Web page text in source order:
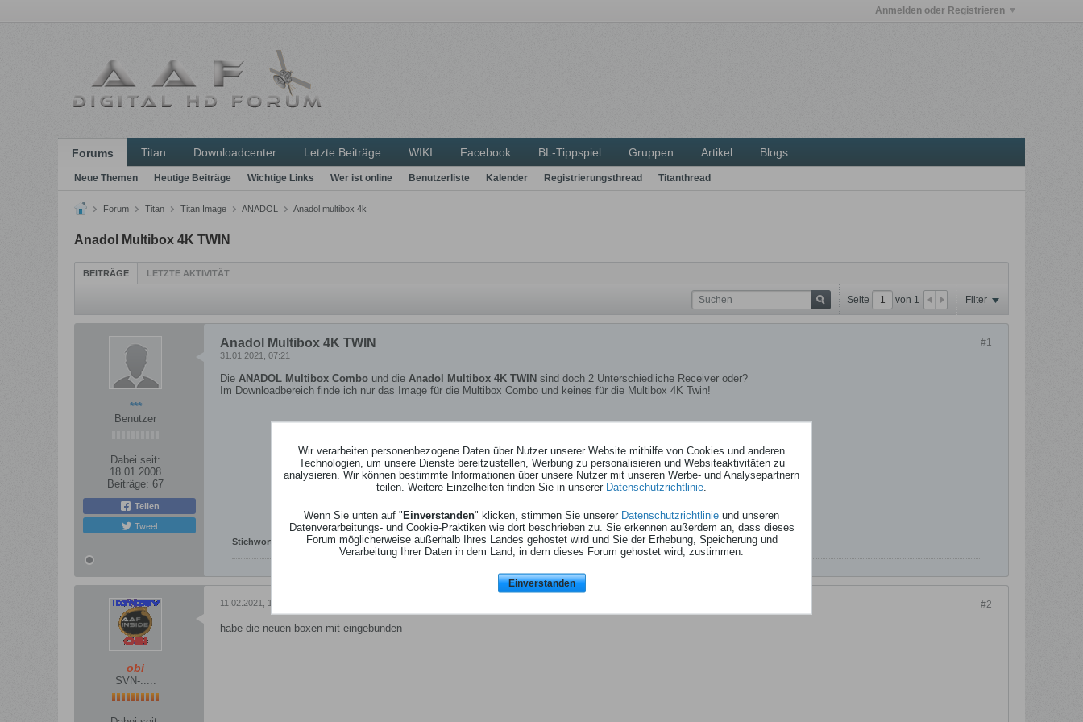
Anmelden oder Registrieren
Forums Titan Downloadcenter Letzte Beiträge WIKI Facebook BL-Tippspiel Gruppen Artikel Blogs
Neue Themen Heutige Beiträge Wichtige Links Wer ist online Benutzerliste Kalender Registrierungsthread Titanthread
Forum Titan Titan Image ANADOL Anadol multibox 4k
Anadol Multibox 4K TWIN
BEITRÄGE LETZTE AKTIVITÄT
Seite von 1 Filter
***
Benutzer
Dabei seit:
18.01.2008
Beiträge: 67
Teilen
Tweet
#1
Anadol Multibox 4K TWIN
31.01.2021, 07:21
Die ANADOL Multibox Combo und die Anadol Multibox 4K TWIN sind doch 2 Unterschiedliche Receiver oder?
Im Downloadbereich finde ich nur das Image für die Multibox Combo und keines für die Multibox 4K Twin!
Stichworte:
obi
SVN-.....
#2
11.02.2021, 18:05
habe die neuen boxen mit eingebunden
Wir verarbeiten personenbezogene Daten über Nutzer unserer Website mithilfe von Cookies und anderen
Technologien, um unsere Dienste bereitzustellen, Werbung zu personalisieren und Websiteaktivitäten zu
analysieren. Wir können bestimmte Informationen über unsere Nutzer mit unseren Werbe- und Analysepartnern
teilen. Weitere Einzelheiten finden Sie in unserer Datenschutzrichtlinie
Wenn Sie unten auf "Einverstanden" klicken, stimmen Sie unserer Datenschutzrichtlinie und unseren
Datenverarbeitungs- und Cookie-Praktiken wie dort beschrieben zu. Sie erkennen außerdem an, dass dieses
Forum möglicherweise außerhalb Ihres Landes gehostet wird und Sie der Erhebung, Speicherung und
Verarbeitung Ihrer Daten in dem Land, in dem dieses Forum gehostet wird, zustimmen.
Einverstanden